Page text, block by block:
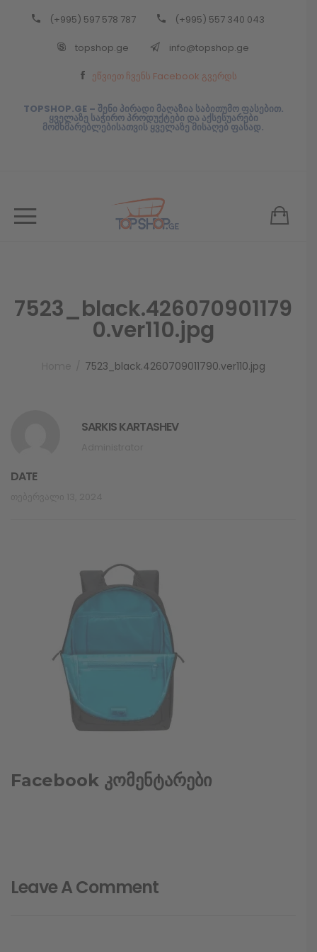
(+995) 597 578 787 (+995) 557 340 043
topshop.ge info@topshop.ge
ეწვიეთ ჩვენს Facebook გვერდს
TOPSHOP.GE – შენი პირადი მაღაზია საბითუმო ფასებით.
ყველაზე საჭირო პროდუქტები და აქსესუარები
მომხმარებლებისათვის ყველაზე მისაღებ ფასად.
7523_black.426070901179
0.ver110.jpg
7523_black.4260709011790.ver110.jpg
SARKIS KARTASHEV
DATE
Facebook კომენტარები
Leave A Comment
Back